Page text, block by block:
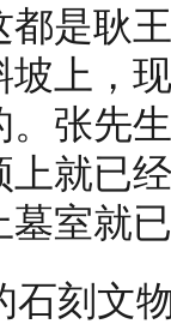
是耿
上，
张先
就已
室就
石刻文